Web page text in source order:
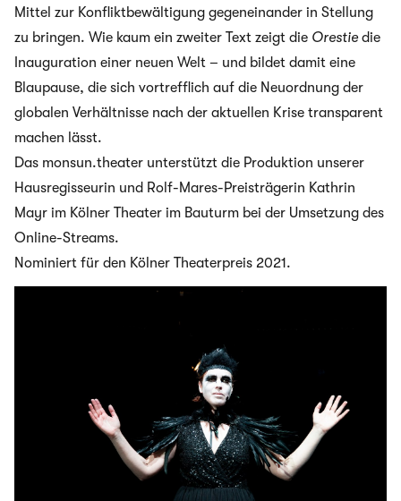
Mittel zur Konfliktbewältigung gegeneinander in Stellung
zu bringen. Wie kaum ein zweiter Text zeigt die Orestiedie
Inauguration einer neuen Welt – und bildet damit eine
Blaupause, die sich vortrefflich auf die Neuordnung der
globalen Verhältnisse nach der aktuellen Krise transparent
machen lässt.
Das monsun.theater unterstützt die Produktion unserer
Hausregisseurin und Rolf-Mares-Preisträgerin Kathrin
Mayr im Kölner Theater im Bauturm bei der Umsetzung des
Online-Streams.
Nominiert für den Kölner Theaterpreis 2021.